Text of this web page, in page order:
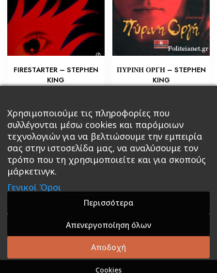
FIRESTARTER – STEPHEN
KING
Προσθήκη στο καλάθι
ΠΥΡΙΝΗ ΟΡΓΗ – STEPHEN
KING
Προσθήκη στο καλάθι
Κεντρική Βιβλία
Roleplaying Games Ψυχαγωγία Εκδόσεις Βάρδος
Σε Προσφορά
A theme by GradientThemes - A theme by Gradient
Themes
Χρησιμοποιούμε τις πληροφορίες που
συλλέγονται μέσω cookies και παρόμοιων
τεχνολογιών για να βελτιώσουμε την εμπειρία
σας στην ιστοσελίδα μας, να αναλύσουμε τον
τρόπο που τη χρησιμοποιείτε και για σκοπούς
μάρκετινγκ.
Γενικοί Όροι
Περισσότερα
Απενεργοποίηση όλων
Αποδοχή
Cookies